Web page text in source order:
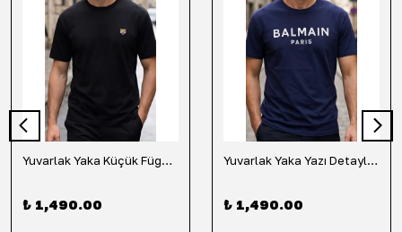
Yuvarlak Yaka Küçük Fügür Detaylı Tişört-Siyah
₺ 1,490.00
Yuvarlak Yaka Yazı Detaylı Tişört-Lacivert
₺ 1,490.00